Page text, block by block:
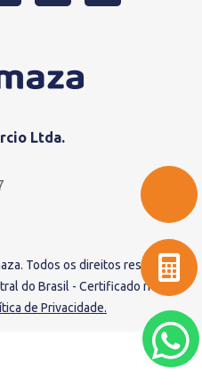
Ltda.
Todos os direitos reservados.
do Brasil - Certificado nº
de Privacidade.